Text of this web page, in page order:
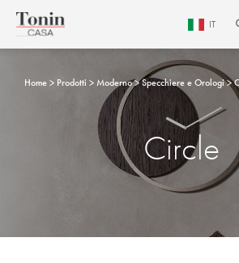
IT
Home Prodotti Moderno Specchiere e Orologi
Circle